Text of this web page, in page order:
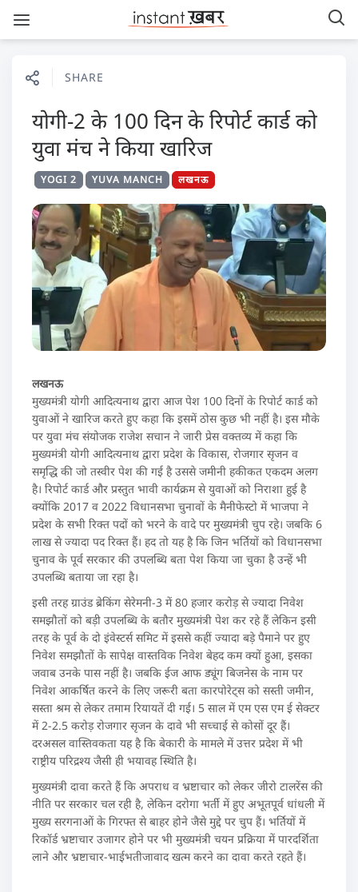
SHARE
योगी-2 के 100 दिन के रिपोर्ट कार्ड को
युवा मंच ने किया खारिज
YOGI 2 YUVA MANCH लखनऊ
लखनऊ
मुख्यमंत्री योगी आदित्यनाथ द्वारा आज पेश 100 दिनों के रिपोर्ट कार्ड को
युवाओं ने खारिज करते हुए कहा कि इसमें ठोस कुछ भी नहीं है। इस मौके
पर युवा मंच संयोजक राजेश सचान ने जारी प्रेस वक्तव्य में कहा कि
मुख्यमंत्री योगी आदित्यनाथ द्वारा प्रदेश के विकास, रोजगार सृजन व
समृद्धि की जो तस्वीर पेश की गई है उससे जमीनी हकीकत एकदम अलग
है। रिपोर्ट कार्ड और प्रस्तुत भावी कार्यक्रम से युवाओं को निराशा हुई है
क्योंकि 2017 व 2022 विधानसभा चुनावों के मैनीफेस्टो में भाजपा ने
प्रदेश के सभी रिक्त पदों को भरने के वादे पर मुख्यमंत्री चुप रहे। जबकि 6
लाख से ज्यादा पद रिक्त हैं। हद तो यह है कि जिन भर्तियों को विधानसभा
चुनाव के पूर्व सरकार की उपलब्धि बता पेश किया जा चुका है उन्हें भी
उपलब्धि बताया जा रहा है।
इसी तरह ग्राउंड ब्रेकिंग सेरेमनी-3 में 80 हजार करोड़ से ज्यादा निवेश
समझौतों को बड़ी उपलब्धि के बतौर मुख्यमंत्री पेश कर रहे हैं लेकिन इसी
तरह के पूर्व के दो इंवेस्टर्स समिट में इससे कहीं ज्यादा बड़े पैमाने पर हुए
निवेश समझौतों के सापेक्ष वास्तविक निवेश बेहद कम क्यों हुआ, इसका
जवाब उनके पास नहीं है। जबकि ईज आफ ड्यूंग बिजनेस के नाम पर
निवेश आकर्षित करने के लिए जरूरी बता कारपोरेट्स को सस्ती जमीन,
सस्ता श्रम से लेकर तमाम रियायतें दी गई। 5 साल में एम एस एम ई सेक्टर
में 2-2.5 करोड़ रोजगार सृजन के दावे भी सच्चाई से कोसों दूर हैं।
दरअसल वास्तिवकता यह है कि बेकारी के मामले में उत्तर प्रदेश में भी
राष्ट्रीय परिद्रश्य जैसी ही भयावह स्थिति है।
मुख्यमंत्री दावा करते हैं कि अपराध व भ्रष्टाचार को लेकर जीरो टालरेंस की
नीति पर सरकार चल रही है, लेकिन दरोगा भर्ती में हुए अभूतपूर्व धांधली में
मुख्य सरगनाओं के गिरफ्त से बाहर होने जैसे मुद्दे पर चुप हैं। भर्तियों में
रिकॉर्ड भ्रष्टाचार उजागर होने पर भी मुख्यमंत्री चयन प्रक्रिया में पारदर्शिता
लाने और भ्रष्टाचार-भाईभतीजावाद खत्म करने का दावा करते रहते हैं।